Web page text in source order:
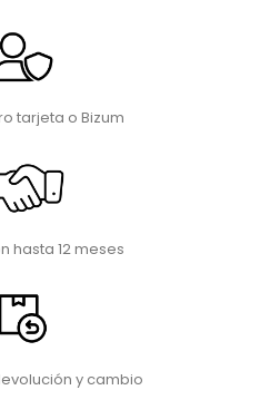
tarjeta o Bizum
hasta 12 meses
y cambio